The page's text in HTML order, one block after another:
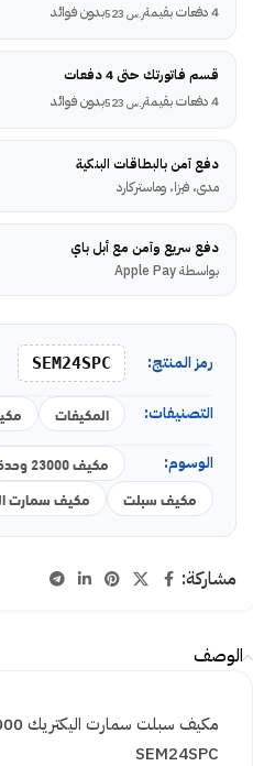
4 دفعات بقيمة
ر.س بدون فوائد
قسم فاتورتك حتى 4 دفعات
4 دفعات بقيمة
ر.س بدون فوائد
دفع آمن بالبطاقات البنكية
مدى، فيزا، وماستركارد
دفع سريع وآمن مع أبل باي
بواسطة Apple Pay
رمز المنتج: SEM24SPC
التصنيفات: المكيفات
الوسوم: مكيف 23000 وحدة
مكيف سبلت
مكيف سمارت
مشاركة:
الوصف
SEM24SPC